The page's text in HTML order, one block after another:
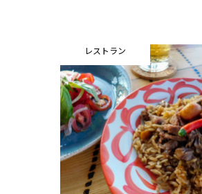
レストラン